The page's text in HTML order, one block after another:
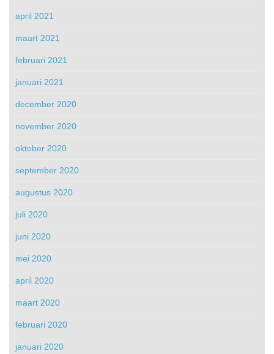
april 2021
maart 2021
februari 2021
januari 2021
december 2020
november 2020
oktober 2020
september 2020
augustus 2020
juli 2020
juni 2020
mei 2020
april 2020
maart 2020
februari 2020
januari 2020